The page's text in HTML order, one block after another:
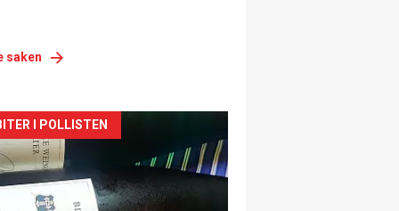
saken
I POLLISTEN